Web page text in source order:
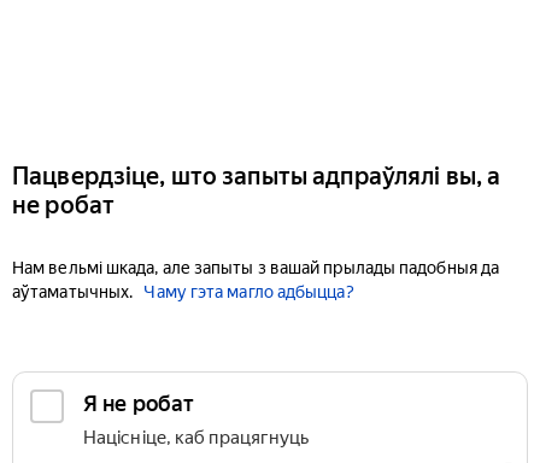
Пацвердзіце, што запыты адпраўлялі вы, а
не робат
Нам вельмі шкада, але запыты з вашай прылады падобныя да
аўтаматычных.
Чаму гэта магло адбыцца?
Я не робат
Націсніце, каб працягнуць